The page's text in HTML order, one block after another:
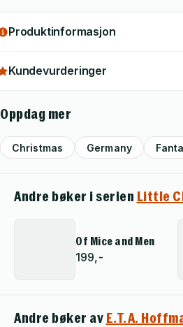
Produktinformasjon
Kundevurderinger
Oppdag mer
Christmas Germany
Andre bøker i serien Little
Of Mice and Men
199,-
Andre bøker av E.T.A.